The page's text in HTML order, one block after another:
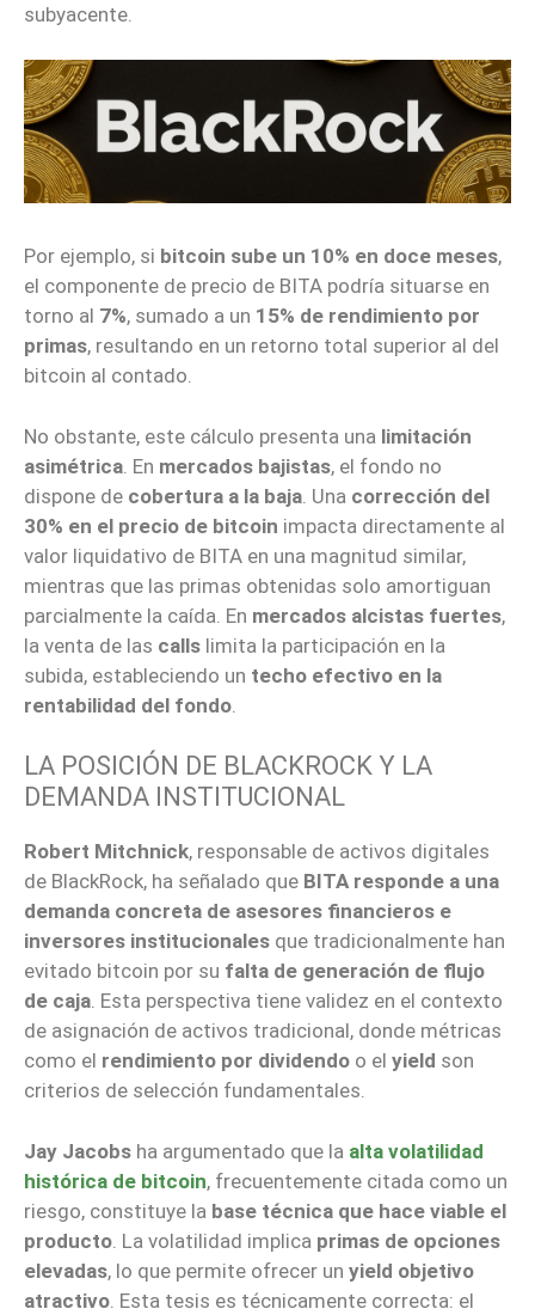
subyacente.
Por ejemplo, si bitcoin sube un 10% en doce meses,
el componente de precio de BITA podría situarse en
torno al 7%, sumado a un 15% de rendimiento por
primas, resultando en un retorno total superior al del
bitcoin al contado.
No obstante, este cálculo presenta una limitación
asimétrica . En mercados bajistas, el fondo no
dispone de cobertura a la baja . Una corrección del
30% en el precio de bitcoin impacta directamente al
valor liquidativo de BITA en una magnitud similar,
mientras que las primas obtenidas solo amortiguan
parcialmente la caída. En mercados alcistas fuertes,
la venta de las calls limita la participación en la
subida, estableciendo un techo efectivo en la
rentabilidad del fondo
LA POSICIÓN DE BLACKROCK Y LA
DEMANDA INSTITUCIONAL
Robert Mitchnick, responsable de activos digitales
de BlackRock, ha señalado que BITA responde a una
demanda concreta de asesores financieros e
inversores institucionales que tradicionalmente han
evitado bitcoin por su falta de generación de flujo
de caja. Esta perspectiva tiene validez en el contexto
de asignación de activos tradicional, donde métricas
como el rendimiento por dividendo o el yield son
criterios de selección fundamentales.
Jay Jacobs ha argumentado que la alta volatilidad
histórica de bitcoin, frecuentemente citada como un
riesgo, constituye la base técnica que hace viable el
producto . La volatilidad implica primas de opciones
elevadas, lo que permite ofrecer un yield objetivo
atractivo . Esta tesis es técnicamente correcta: el